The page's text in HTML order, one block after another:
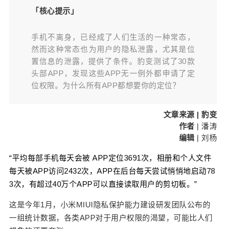
「核心提示」
手机不离身，已经成了人们生活的一种常态，
然而这种常态也为用户的隐私泄露，尤其是位
置信息的泄露，提供了条件。豹变测试了30款
头部APP，发现这些APP无一例外都申请了定
位权限。为什么所有APP都想要你的定位？
文章来源 | 豹变
作者 | 潘涛
编辑 | 刘杨
“平均每部手机每天会被 APP定位3691次，相册和个人文件
每天被APP访问2432次，APP在后台每天尝试悄悄地启动78
3次，有超过40万个APP可以直接读取用户的剪切板。 ”
这是今年1月，小米MIUI隐私保护能力建设研发团队公布的
一组统计数据，各类APP对于用户权限的渴望，可能比人们
限的渴望，可能比人们想象的还要夸张。 导航APP
限，也合情合理。 但是，如果一款手机输入法或是
一款简单的手电筒APP，却想要你的通讯录、电话
甚至是定位权限，你也会毫不犹豫地答应吗？ 2018
年，中国消费者协会曾发布100款APP个人信息收集
和隐私政策的测评情况，结果显示，这些APP中的
身功能八竿子打不着的位置信息，为什么所有APP
都想要？ 30款APP，无一例外 为了解开这个谜团，
豹变在上次测评通讯录权限的基础上，进一步扩大
样本，下载了较为常用的30款头部APP，涵盖社
交、搜索、娱乐、出行等常见领域，对这些APP申
请定位权限的情况做了一次测试。 然而，和通讯录
边倒的状况。从安卓手机的权限管理界面可以发
现，所测试的30款头部APP，无一例外都申请了定